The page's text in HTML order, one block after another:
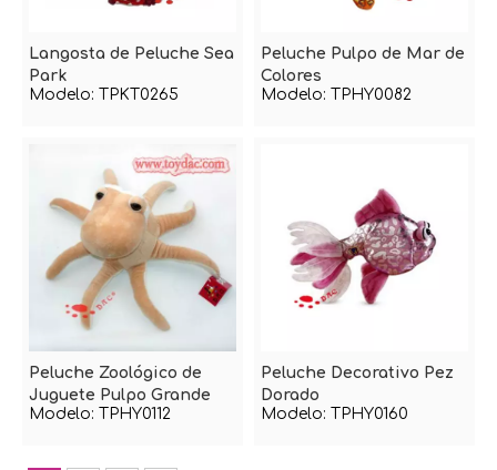
Langosta de Peluche Sea
Park
Modelo: TPKT0265
Peluche Pulpo de Mar de
Colores
Modelo: TPHY0082
Peluche Zoológico de
Juguete Pulpo Grande
Modelo: TPHY0112
Peluche Decorativo Pez
Dorado
Modelo: TPHY0160